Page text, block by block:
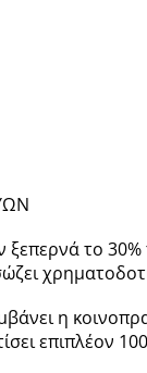
το
η
επιπλέον